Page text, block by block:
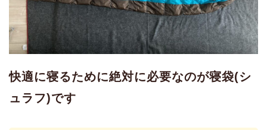
快適に寝るために絶対に必要なのが寝袋(シ
ュラフ)です